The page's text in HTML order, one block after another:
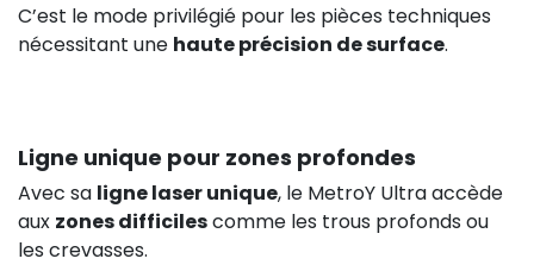
C’est le mode privilégié pour les pièces techniques
nécessitant une haute précision de surface.
Ligne unique pour zones profondes
Avec sa ligne laser unique, le MetroY Ultra accède
aux zones difficilescomme les trous profonds ou
les crevasses.